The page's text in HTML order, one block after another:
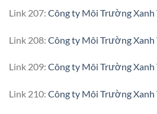
Link 207: Công ty Môi Trường Xanh
Link 208: Công ty Môi Trường Xanh
Link 209: Công ty Môi Trường Xanh
Link 210: Công ty Môi Trường Xanh